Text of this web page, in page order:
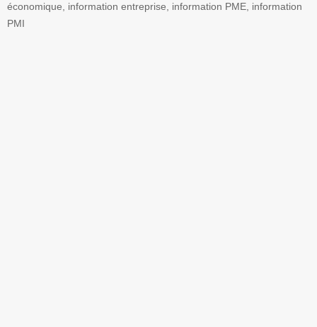
économique, information entreprise, information PME, information
PMI